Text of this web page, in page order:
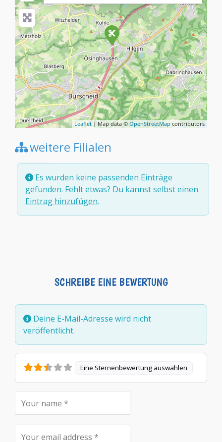
Leaflet | Map data © OpenStreetMap contributors
weitere Filialen
Es wurden keine passenden Einträge
gefunden. Fehlt etwas? Du kannst selbsteinen
Eintrag hinzufügen.
SCHREIBE EINE BEWERTUNG
Deine E-Mail-Adresse wird nicht
veröffentlicht.
Eine Sternenbewertung auswählen